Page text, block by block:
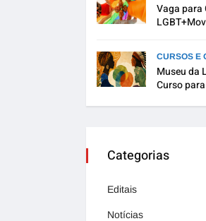
Vaga para
CURSOS E
Museu da
Curso
Categorias
Editais
Notícias